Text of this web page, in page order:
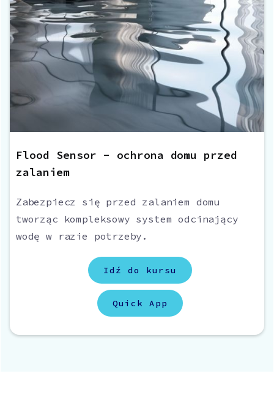
Flood Sensor - ochrona domu przed
zalaniem
Zabezpiecz się przed zalaniem domu
tworząc kompleksowy system odcinający
wodę w razie potrzeby.
Idź do kursu
Quick App